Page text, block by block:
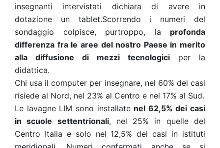
insegnanti intervistati dichiara di avere in
dotazione un tablet.Scorrendo i numeri del
sondaggio colpisce, purtroppo, la profonda
differenza fra le aree del nostro Paese in merito
alla diffusione di mezzi tecnologici per la
didattica.
Chi usa il computer per insegnare, nel 60% dei casi
risiede al Nord, nel 23% al Centro e nel 17% al Sud.
Le lavagne LIM sono installate nel 62,5% dei casi
in scuole settentrionali, nel 25% in quelle del
Centro Italia e solo nel 12,5% dei casi in istituti